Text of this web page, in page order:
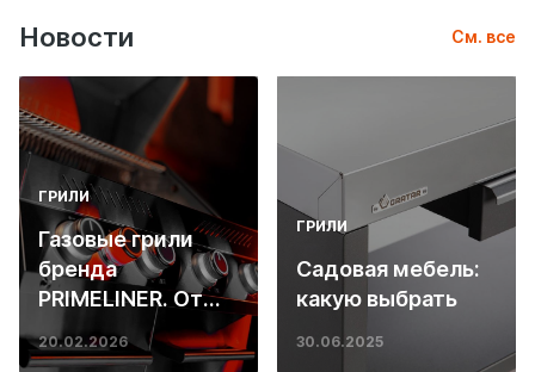
Новости См. все
ГРИЛИ
Газовые грили
бренда
PRIMELINER. От
основ инженерии
до ресторанных
20.02.2026
ГРИЛИ
Садовая мебель:
какую выбрать
30.06.2025